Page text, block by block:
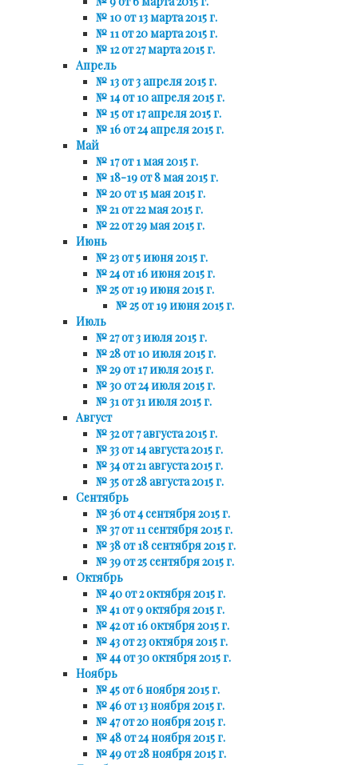
№ 10 от 13 марта 2015 г.
№ 11 от 20 марта 2015 г.
№ 12 от 27 марта 2015 г.
Апрель
№ 13 от 3 апреля 2015 г.
№ 14 от 10 апреля 2015 г.
№ 15 от 17 апреля 2015 г.
№ 16 от 24 апреля 2015 г.
Май
№ 17 от 1 мая 2015 г.
№ 18-19 от 8 мая 2015 г.
№ 20 от 15 мая 2015 г.
№ 21 от 22 мая 2015 г.
№ 22 от 29 мая 2015 г.
Июнь
№ 23 от 5 июня 2015 г.
№ 24 от 16 июня 2015 г.
№ 25 от 19 июня 2015 г.
№ 25 от 19 июня 2015 г.
Июль
№ 27 от 3 июля 2015 г.
№ 28 от 10 июля 2015 г.
№ 29 от 17 июля 2015 г.
№ 30 от 24 июля 2015 г.
№ 31 от 31 июля 2015 г.
Август
№ 32 от 7 августа 2015 г.
№ 33 от 14 августа 2015 г.
№ 34 от 21 августа 2015 г.
№ 35 от 28 августа 2015 г.
Сентябрь
№ 36 от 4 сентября 2015 г.
№ 37 от 11 сентября 2015 г.
№ 38 от 18 сентября 2015 г.
№ 39 от 25 сентября 2015 г.
Октябрь
№ 40 от 2 октября 2015 г.
№ 41 от 9 октября 2015 г.
№ 42 от 16 октября 2015 г.
№ 43 от 23 октября 2015 г.
№ 44 от 30 октября 2015 г.
Ноябрь
№ 45 от 6 ноября 2015 г.
№ 46 от 13 ноября 2015 г.
№ 47 от 20 ноября 2015 г.
№ 48 от 24 ноября 2015 г.
№ 49 от 28 ноября 2015 г.